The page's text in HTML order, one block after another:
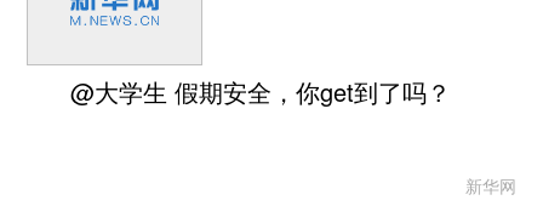
@大学生 假期安全，你get到了吗？
新华网